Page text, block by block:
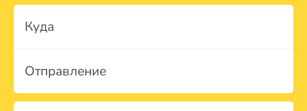
Куда
Отправление